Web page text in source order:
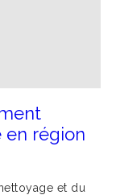
en région
et du